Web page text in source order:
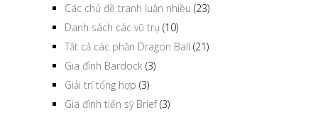
Các chủ đề tranh luận nhiều (23)
Danh sách các vũ trụ (10)
Tất cả các phần Dragon Ball (21)
Gia đình Bardock (3)
Giải trí tổng hợp (3)
Gia đình tiến sỹ Brief(3)